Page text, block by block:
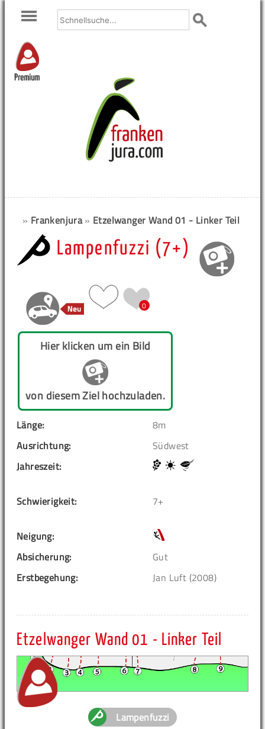
Premium
» Frankenjura» Etzelwanger Wand 01 - Linker Teil
Lampenfuzzi (7+)
0
Hier klicken um ein Bild
von diesem Ziel hochzuladen.
Länge:
8m
Ausrichtung:
Südwest
Jahreszeit:
Schwierigkeit: 7+
Neigung:
Absicherung:
Gut
Erstbegehung:
Jan Luft (2008)
Etzelwanger Wand 01 - Linker Teil
Lampenfuzzi